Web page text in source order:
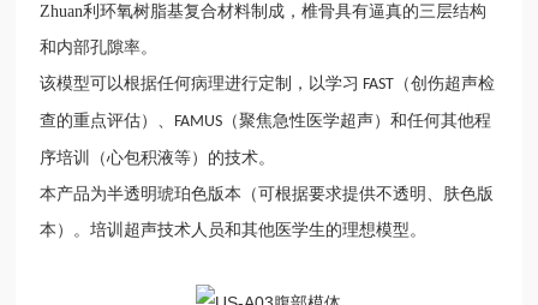
Zhuan利环氧树脂基复合材料制成，椎骨具有逼真的三层结构
和内部孔隙率。
该模型可以根据任何病理进行定制，以学习 FAST （创伤超声检
查的重点评估）、 FAMUS （聚焦急性医学超声）和任何其他程
序培训（心包积液等）的技术。
本产品为半透明琥珀色版本（可根据要求提供不透明、肤色版
本）。培训超声技术人员和其他医学生的理想模型。